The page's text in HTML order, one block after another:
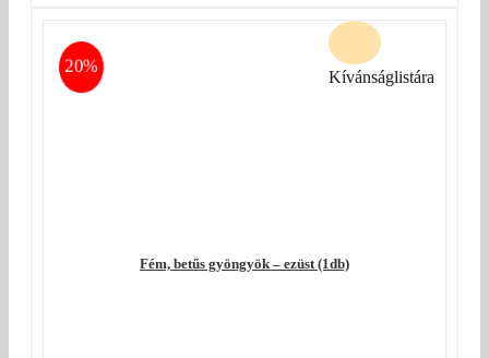
20%
Fém, betűs gyöngyök – ezüst (1db)
Kívánságlistára